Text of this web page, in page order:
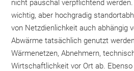
nicht pauschal verpflichtend
wichtig, aber hochgradig
von Netzdienlichkeit auch abhängig
Abwärme tatsächlich genutzt
Wärmenetzen, Abnehmern,
Wirtschaftlichkeit vor Ort ab.